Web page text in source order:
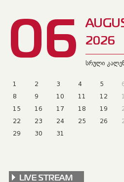
06 2026
სრული
1 2 3 4 5
8
9 10 11 12
15
16 17 18 19
22
23 24 25 26
29
30 31